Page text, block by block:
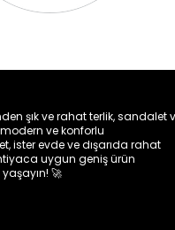
şık ve rahat terlik, sandalet
ve konforlu
ister evde ve dışarıda rahat
uygun geniş ürün
🚀